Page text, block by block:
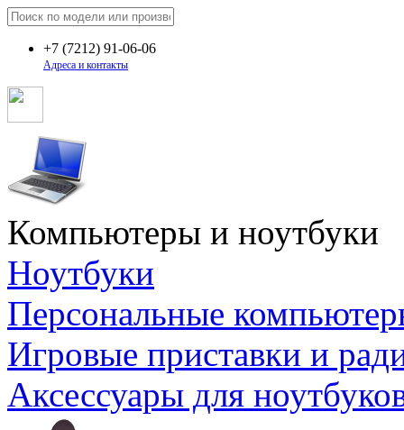
+7 (7212) 91-06-06
Адреса и контакты
Компьютеры и ноутбуки
Ноутбуки
Персональные
Игровые приставки и
Аксессуары для